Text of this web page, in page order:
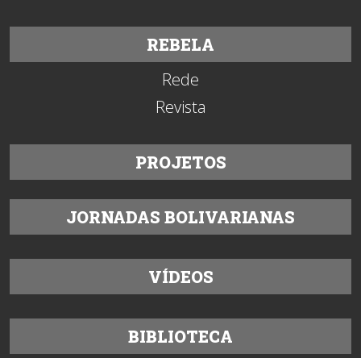
REBELA
Rede
Revista
PROJETOS
JORNADAS BOLIVARIANAS
VÍDEOS
BIBLIOTECA